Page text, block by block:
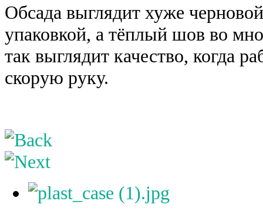
Обсада выглядит хуже
упаковкой, а тёплый шов во
так выглядит качество, когда
скорую руку.